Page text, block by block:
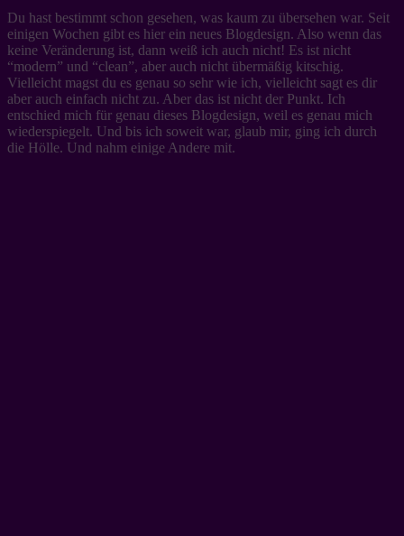
Du hast bestimmt schon gesehen, was kaum zu übersehen war. Seit
einigen Wochen gibt es hier ein neues Blogdesign. Also wenn das
keine Veränderung ist, dann weiß ich auch nicht! Es ist nicht
“modern” und “clean”, aber auch nicht übermäßig kitschig.
Vielleicht magst du es genau so sehr wie ich, vielleicht sagt es dir
aber auch einfach nicht zu. Aber das ist nicht der Punkt. Ich
entschied mich für genau dieses Blogdesign, weil es genau mich
wiederspiegelt. Und bis ich soweit war, glaub mir, ging ich durch
die Hölle. Und nahm einige Andere mit.